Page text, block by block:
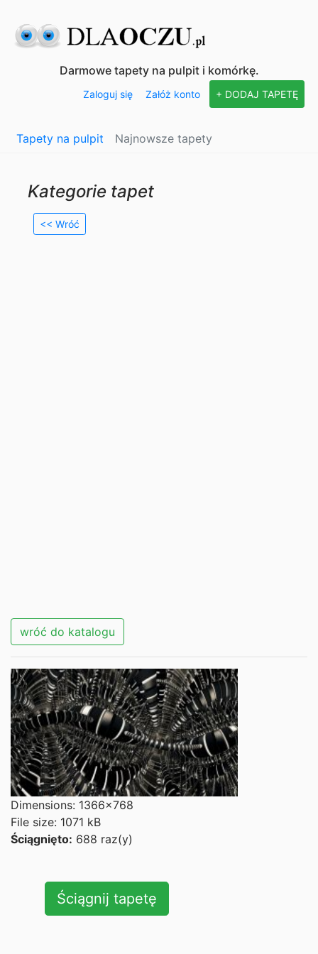
Darmowe tapety na pulpit i komórkę.
Zaloguj się Załóż konto + DODAJ TAPETĘ
Tapety na pulpit Najnowsze tapety
Kategorie tapet
<< Wróć
wróć do katalogu
Dimensions: 1366x768
File size: 1071 kB
Ściągnięto: 688 raz(y)
Ściągnij tapetę